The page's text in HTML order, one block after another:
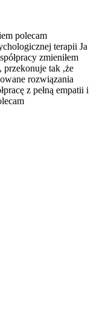
polecam
terapii Ja
zmieniłem
przekonuje tak ,że
rozwiązania
z pełną empatii i